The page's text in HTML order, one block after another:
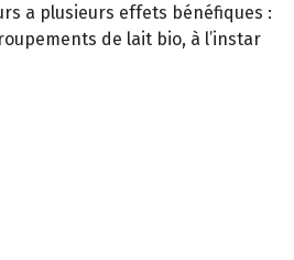
a plusieurs effets bénéfiques :
de lait bio, à l’instar